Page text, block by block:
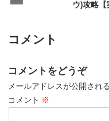
ウ)攻略【
コメント
コメントをどうぞ
メールアドレスが公開され
コメント ※